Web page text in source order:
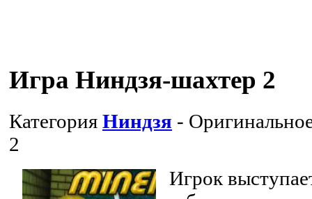
Игра Ниндзя-шахтер 2
Категория Ниндзя -
2
Игрок